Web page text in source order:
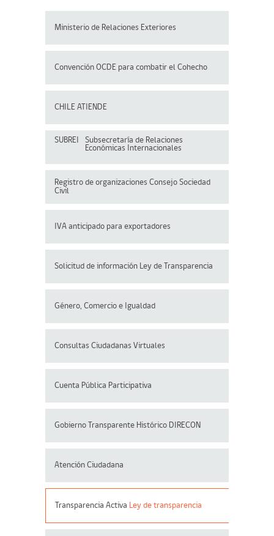
Ministerio de Relaciones Exteriores
Convención OCDE para combatir el Cohecho
CHILE ATIENDE
SUBREI
Subsecretaría de Relaciones
Económicas Internacionales
Registro de organizaciones Consejo Sociedad
Civil
IVA anticipado para exportadores
Solicitud de información Ley de Transparencia
Género, Comercio e Igualdad
Consultas Ciudadanas Virtuales
Cuenta Pública Participativa
Gobierno Transparente Histórico DIRECON
Atención Ciudadana
Transparencia Activa Ley de transparencia